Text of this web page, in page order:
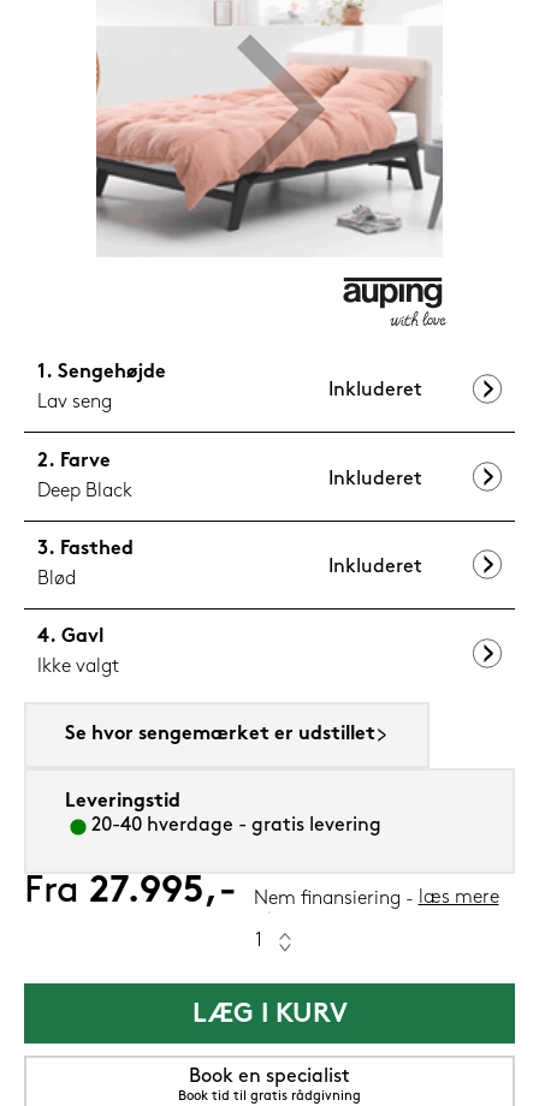
Sengehøjde
Lav seng
Inkluderet
Farve
Deep Black
Inkluderet
Fasthed
Blød
Inkluderet
Gavl
Ikke valgt
Se hvor sengemærket er udstillet
Leveringstid
20-40 hverdage - gratis levering
Fra 27.995,- Nem finansiering læs mere
LÆG I KURV
Book en specialist
Book tid til gratis rådgivning